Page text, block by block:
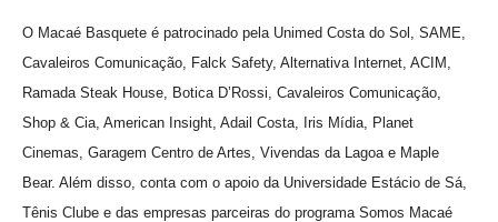
O Macaé Basquete é patrocinado pela Unimed Costa do Sol, SAME,
Cavaleiros Comunicação, Falck Safety, Alternativa Internet, ACIM,
Ramada Steak House, Botica D’Rossi, Cavaleiros Comunicação,
Shop & Cia, American Insight, Adail Costa, Iris Mídia, Planet
Cinemas, Garagem Centro de Artes, Vivendas da Lagoa e Maple
Bear. Além disso, conta com o apoio da Universidade Estácio de Sá,
Tênis Clube e das empresas parceiras do programa Somos Macaé